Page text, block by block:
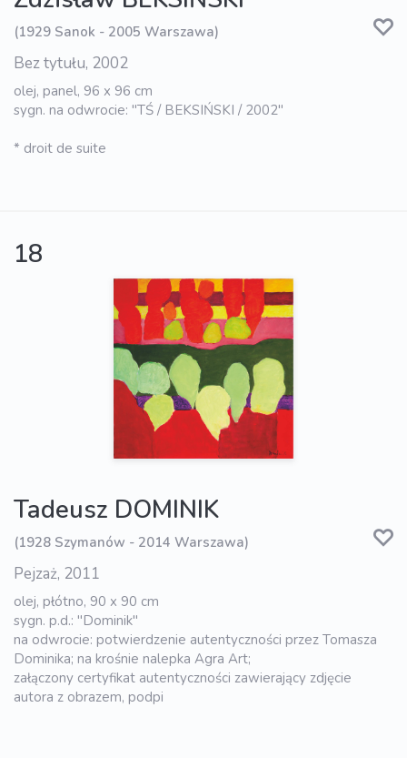
(1929 Sanok - 2005 Warszawa)
Bez tytułu, 2002
olej, panel, 96 x 96 cm
sygn. na odwrocie: "TŚ / BEKSIŃSKI / 2002"
* droit de suite
18
Tadeusz DOMINIK
(1928 Szymanów - 2014 Warszawa)
Pejzaż, 2011
olej, płótno, 90 x 90 cm
sygn. p.d.: "Dominik"
na odwrocie: potwierdzenie autentyczności przez Tomasza
Dominika; na krośnie nalepka Agra Art;
załączony certyfikat autentyczności zawierający zdjęcie
autora z obrazem, podpi